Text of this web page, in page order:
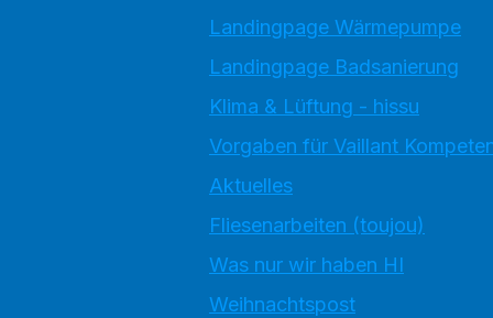
Landingpage Wärmepumpe
Landingpage Badsanierung
Klima & Lüftung - hissu
Vorgaben für Vaillant
Aktuelles
Fliesenarbeiten (toujou)
Was nur wir haben HI
Weihnachtspost